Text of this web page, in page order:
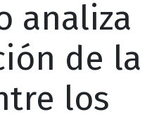
analiza
de la
los